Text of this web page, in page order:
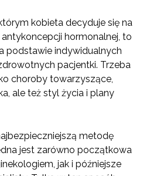
kobieta decyduje się na
hormonalnej, to
podstawie indywidualnych
pacjentki. Trzeba
choroby towarzyszące,
ale też styl życia i plany
metodę
jest zarówno początkowa
jak i późniejsze